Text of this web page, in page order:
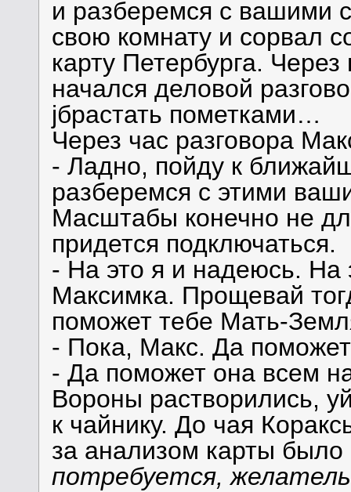
и разберемся с вашими
свою комнату и сорвал
карту Петербурга.
начался деловой
jбрастать пометками…
Через час разговора
- Ладно, пойду к
разберемся с этими
Масштабы конечно не
придется подключаться.
- На это я и надеюсь. На
Максимка. Прощевай
поможет тебе Мать-
- Пока, Макс. Да
- Да поможет она всем
Вороны растворились,
к чайнику. До чая
за анализом карты
потребуется,